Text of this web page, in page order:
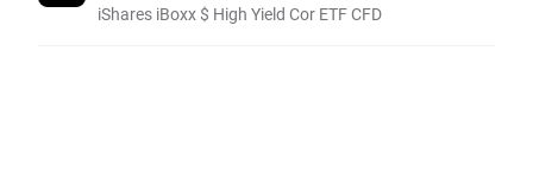
iShares iBoxx $ High Yield Cor ETF CFD